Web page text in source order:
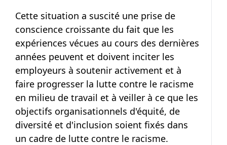
Cette situation a suscité une prise de
conscience croissante du fait que les
expériences vécues au cours des dernières
années peuvent et doivent inciter les
employeurs à soutenir activement et à
faire progresser la lutte contre le racisme
en milieu de travail et à veiller à ce que les
objectifs organisationnels d'équité, de
diversité et d'inclusion soient fixés dans
un cadre de lutte contre le racisme.